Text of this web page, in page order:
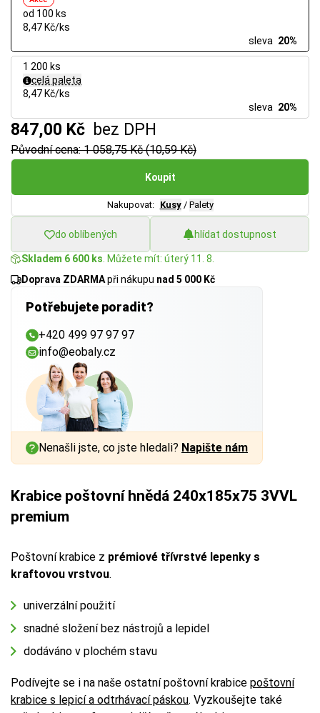
od 100 ks
8,47 Kč/ks
sleva 20%
1 200 ks
celá paleta
8,47 Kč/ks
sleva 20%
847,00 Kč bez DPH
Původní cena: 1 058,75 Kč (10,59 Kč)
Koupit
Nakupovat: Kusy / Palety
do oblíbených hlídat dostupnost
Skladem 6 600 ks . Můžete mít: úterý 11. 8.
Doprava ZDARMApři nákupu nad 5 000 Kč
Potřebujete poradit?
+420 499 97 97 97
info@eobaly.cz
Nenašli jste, co jste hledali? Napište nám
Krabice poštovní hnědá 240x185x75 3VVL
premium
Poštovní krabice z prémiové třívrstvé lepenky s
kraftovou vrstvou.
univerzální použití
snadné složení bez nástrojů a lepidel
dodáváno v plochém stavu
Podívejte se i na naše ostatní poštovní krabice poštovní
krabice s lepicí a odtrhávací páskou. Vyzkoušejte také